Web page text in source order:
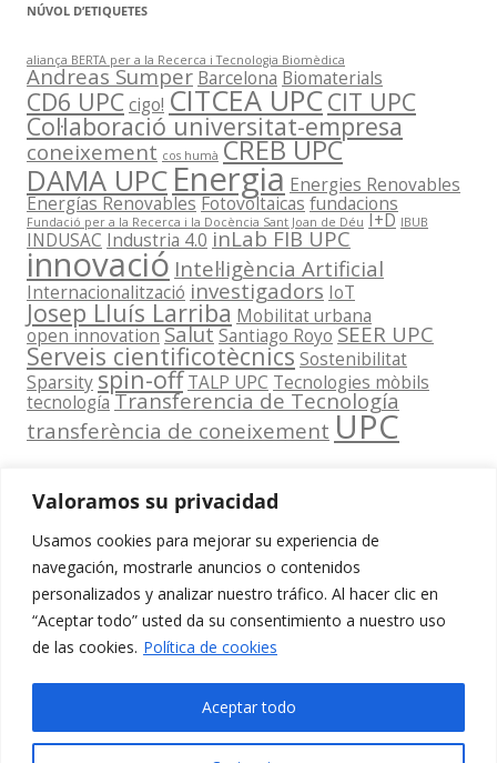
Valoramos su privacidad
Usamos cookies para mejorar su experiencia de
navegación, mostrarle anuncios o contenidos
personalizados y analizar nuestro tráfico. Al hacer clic en
“Aceptar todo” usted da su consentimiento a nuestro uso
de las cookies. Política de cookies
Aceptar todo
NÚVOL D’ETIQUETES
aliança BERTA per a la Recerca i Tecnologia Biomèdica
Andreas Sumper Barcelona Biomaterials
CD6 UPCcigo! CITCEA UPCCIT UPC
Col·laboració universitat-empresa
coneixement cos humà CREB UPC
DAMA UPC Energia Energies Renovables
Energías RenovablesFotovoltaicas fundacions
Fundació per a la Recerca i la Docència Sant Joan de Déu I+D IBUB
INDUSAC Industria 4.0 inLab FIB UPC
innovació Intel·ligència Artificial
Internacionalització investigadors IoT
Josep Lluís Larriba Mobilitat urbana
open innovation SalutSantiago Royo SEER UPC
Serveis cientificotècnics Sostenibilitat
Sparsityspin-off TALP UPC Tecnologies mòbils
tecnología Transferencia de Tecnología
transferència de coneixement UPC
Contacta
amb
nosaltres
Edifici
Girona 1-3
www.cit.upc.edu
+34 93 405 44
03
Segueix-nos